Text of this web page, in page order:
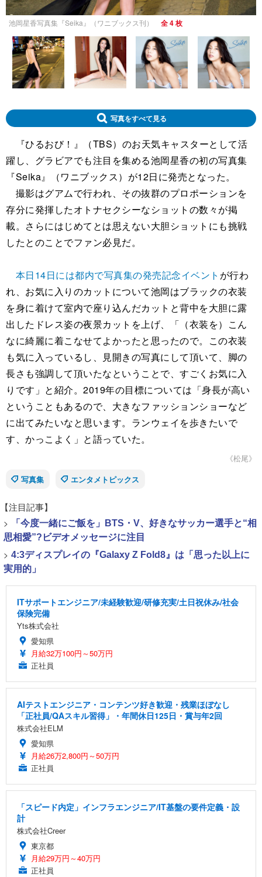
池岡星香写真集『Seika』（ワニブックス刊） 全 4 枚
写真をすべて見る
『ひるおび！』（TBS）のお天気キャスターとして活
躍し、グラビアでも注目を集める池岡星香の初の写真集
『Seika』（ワニブックス）が12日に発売となった。
撮影はグアムで行われ、その抜群のプロポーションを
存分に発揮したオトナセクシーなショットの数々が掲
載。さらにはじめてとは思えない大胆ショットにも挑戦
したとのことでファン必見だ。
本日14日には都内で写真集の発売記念イベント が行わ
れ、お気に入りのカットについて池岡はブラックの衣装
を身に着けて室内で座り込んだカットと背中を大胆に露
出したドレス姿の夜景カットを上げ、「（衣装を）こん
なに綺麗に着こなせてよかったと思ったので。この衣装
も気に入っているし、見開きの写真にして頂いて、脚の
長さも強調して頂いたなということで、すごくお気に入
りです」と紹介。2019年の目標については「身長が高い
ということもあるので、大きなファッションショーなど
に出てみたいなと思います。ランウェイを歩きたいで
す、かっこよく」と語っていた。
《松尾》
写真集
エンタメトピックス
【注目記事】
>
「今度一緒にご飯を」BTS・V、好きなサッカー選手と“相
思相愛”?ビデオメッセージに注目
> 4:3ディスプレイの『Galaxy Z Fold8』は「思った以上に
実用的」
ITサポートエンジニア/未経験歓迎/研修充実/土日祝休み/社会
保険完備
Yts株式会社
愛知県
月給32万100円～50万円
正社員
AIテストエンジニア・コンテンツ好き歓迎・残業ほぼなし
「正社員/QAスキル習得」・年間休日125日・賞与年2回
株式会社ELM
愛知県
月給26万2,800円～50万円
正社員
「スピード内定」インフラエンジニア/IT基盤の要件定義・設
計
株式会社Creer
東京都
月給29万円～40万円
正社員